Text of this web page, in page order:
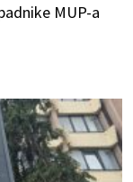
MUP-a